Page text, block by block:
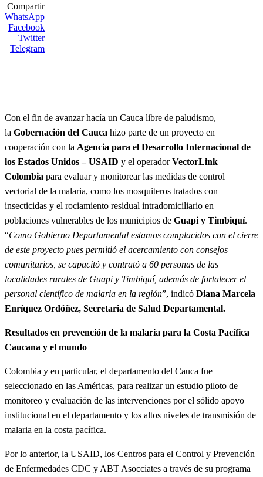
Compartir
WhatsApp
Facebook
Twitter
Telegram
Con el fin de avanzar hacía un Cauca libre de paludismo,
la Gobernación del Cauca hizo parte de un proyecto en
cooperación con la Agencia para el Desarrollo Internacional de
los Estados Unidos – USAID y el operadorVectorLink
Colombia para evaluar y monitorear las medidas de control
vectorial de la malaria, como los mosquiteros tratados con
insecticidas y el rociamiento residual intradomiciliario en
poblaciones vulnerables de los municipios de Guapi y Timbiquí.
“Como Gobierno Departamental estamos complacidos con el cierre
de este proyecto pues permitió el acercamiento con consejos
comunitarios, se capacitó y contrató a 60 personas de las
localidades rurales de Guapi y Timbiquí, además de fortalecer el
personal científico de malaria en la región”, indicó Diana Marcela
Enríquez Ordóñez, Secretaria de Salud Departamental.
Resultados en prevención de la malaria para la Costa Pacífica
Caucana y el mundo
Colombia y en particular, el departamento del Cauca fue
seleccionado en las Américas, para realizar un estudio piloto de
monitoreo y evaluación de las intervenciones por el sólido apoyo
institucional en el departamento y los altos niveles de transmisión de
malaria en la costa pacífica.
Por lo anterior, la USAID, los Centros para el Control y Prevención
de Enfermedades CDC y ABT Asocciates a través de su programa